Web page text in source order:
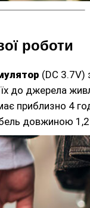
роботи
(DC 3.7V)
до джерела
приблизно 4
довжиною